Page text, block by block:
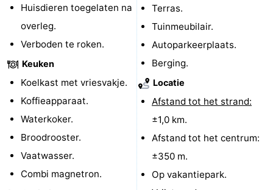
Wenduine
Weer
Contact
Huisdieren toegelaten na
overleg.
Verboden te roken.
Keuken
Koelkast met vriesvakje.
Koffieapparaat.
Waterkoker.
Broodrooster.
Vaatwasser.
Combi magnetron.
Terras.
Tuinmeubilair.
Autoparkeerplaats.
Berging.
Locatie
Afstand tot het strand:
±1,0 km.
Afstand tot het centrum:
±350 m.
Op vakantiepark.